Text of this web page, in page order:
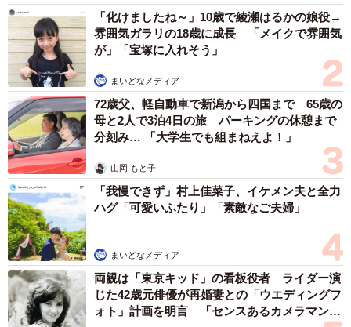
「化けましたね～」10歳で綾瀬はるかの娘役→
雰囲気ガラリの18歳に成長 「メイクで雰囲気
が」「宝塚に入れそう」
まいどなメディア
72歳父、軽自動車で新潟から四国まで 65歳の
母と2人で3泊4日の旅 パーキングの休憩まで
分刻み… 「大学生でも組まねえよ！」
山岡 もと子
「我慢できず」村上佳菜子、イケメン夫と全力
ハグ「可愛いふたり」「素敵なご夫婦」
まいどなメディア
両親は「東京キッド」の看板役者 ライダー演
じた42歳元俳優が再婚妻との「ウエディングフ
ォト」計画を明言 「センスあるカメラマン求